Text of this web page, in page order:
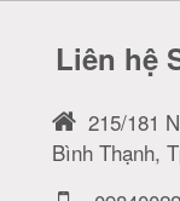
Liên hệ
215/181
Bình Thạnh,